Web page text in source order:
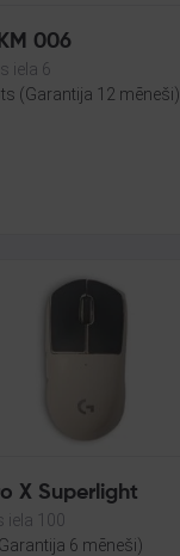
006
iela 6
(Garantija 12 mēneši)
X Superlight
iela 100
6 mēneši)